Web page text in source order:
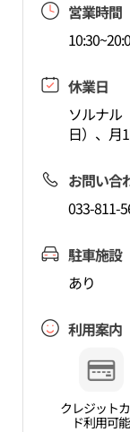
営業時間
休業日
ソルナル
日）、月
お問い合
033-811-
駐車施設
あり
利用案内
クレジット
ド利用可能